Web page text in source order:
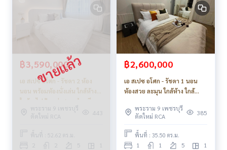
฿3,590,000
เอ สเปซ อโศก - รัชดา 2 ห้อง
นอน พร้อมห้องนั่งเล่น ใกล้ห้าง
ใกล้รถไฟฟ้า แต่งสวย ทำเลดี
พระราม 9 เพชรบุรี
ตัดใหม่ RCA
443
พื้นที่ : 52.62 ตร.ม.
5
฿2,600,000
เอ สเปซ อโศก - รัชดา 1 นอน
ห้องสวย ละมุน ใกล้ห้าง ใกล้
พระราม 9 เพชรบุรี
ตัดใหม่ RCA
385
พื้นที่ : 35.50 ตร.ม.
1 1 5 1